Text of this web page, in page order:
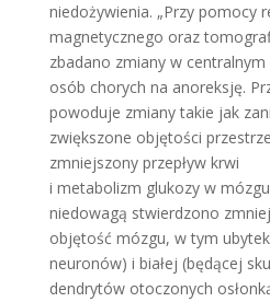
niedożywienia. „Przy pomocy
magnetycznego oraz
zbadano zmiany w
osób chorych na anoreksję.
powoduje zmiany takie jak
zwiększone objętości
zmniejszony przepływ krwi
i metabolizm glukozy w
niedowagą stwierdzono
objętość mózgu, w tym
neuronów) i białej (będącej
dendrytów otoczonych